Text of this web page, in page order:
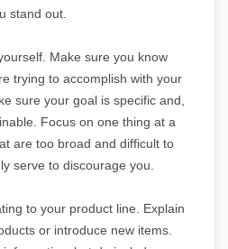
stand out.
Make sure you know
trying to accomplish with your
sure your goal is specific and,
Focus on one thing at a
are too broad and difficult to
serve to discourage you.
to your product line. Explain
or introduce new items.